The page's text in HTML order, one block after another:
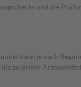
und die
kann je nach
zu deiner